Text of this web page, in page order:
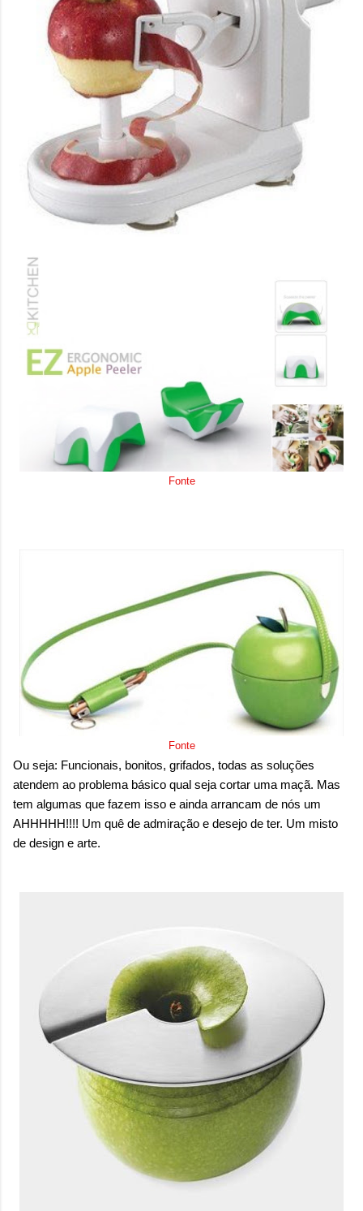
Fonte
Fonte
Ou seja: Funcionais, bonitos, grifados, todas as soluções
atendem ao problema básico qual seja cortar uma maçã. Mas
tem algumas que fazem isso e ainda arrancam de nós um
AHHHHH!!!! Um quê de admiração e desejo de ter. Um misto
de design e arte.